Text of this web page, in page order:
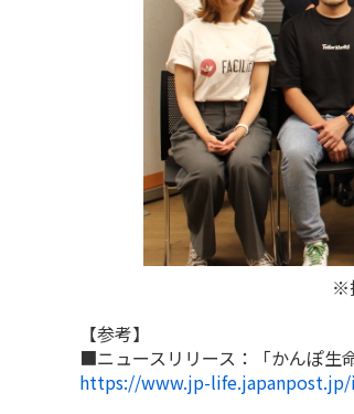
※
【参考】
■ニュースリリース：「かんぽ生
https://www.jp-